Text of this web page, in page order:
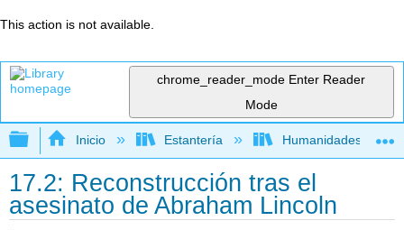
This action is not available.
chrome_reader_mode Enter Reader
Mode
Expandir/contraer jerarquía global
Inicio Estantería Humanidades
17.2: Reconstrucción tras el
asesinato de Abraham Lincoln